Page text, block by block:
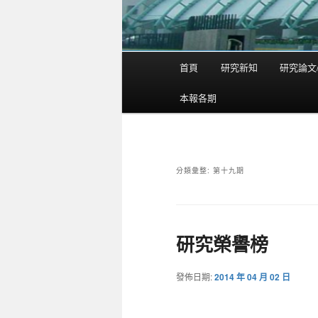
選
首頁 研究新知 研究論
本報各期
分類彙整: 第十九期
研究榮譽榜
發佈日期:2014 年 04 月 02 日